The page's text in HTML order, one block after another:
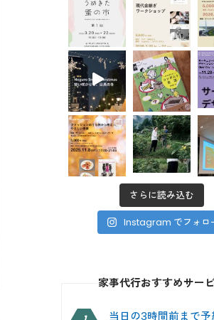
さらに読み込む
Instagram でフォロ
家事代行おすすめサー
当日の3時間前まで予